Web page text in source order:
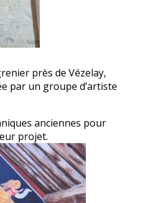
près de Vézelay,
par un groupe d’artiste
anciennes pour
projet.